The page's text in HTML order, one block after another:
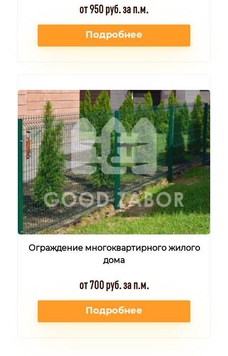
от 950 руб. за п.м.
Подробнее
Ограждение многоквартирного жилого
дома
от 700 руб. за п.м.
Подробнее